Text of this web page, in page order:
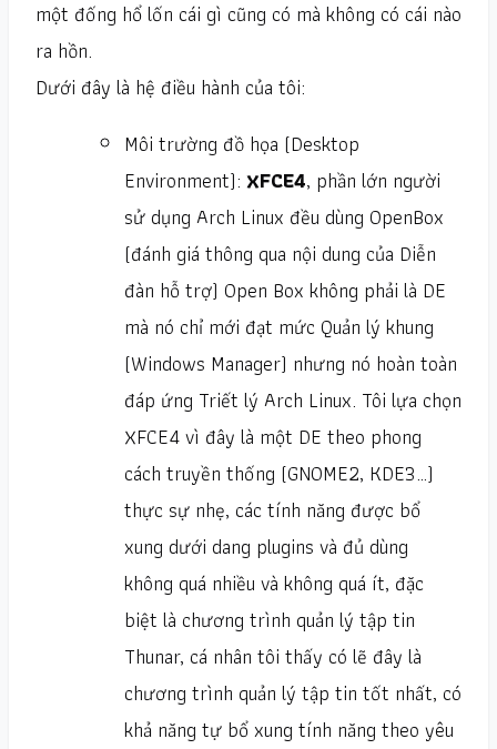
một đống hổ lốn cái gì cũng có mà không có cái nào
ra hồn.
Dưới đây là hệ điều hành của tôi:
Môi trường đồ họa (Desktop
Environment): XFCE4, phần lớn người
sử dụng Arch Linux đều dùng OpenBox
(đánh giá thông qua nội dung của Diễn
đàn hỗ trợ) Open Box không phải là DE
mà nó chỉ mới đạt mức Quản lý khung
(Windows Manager) nhưng nó hoàn toàn
đáp ứng Triết lý Arch Linux. Tôi lựa chọn
XFCE4 vì đây là một DE theo phong
cách truyền thống (GNOME2, KDE3…)
thực sự nhẹ, các tính năng được bổ
xung dưới dang plugins và đủ dùng
không quá nhiều và không quá ít, đặc
biệt là chương trình quản lý tập tin
Thunar, cá nhân tôi thấy có lẽ đây là
chương trình quản lý tập tin tốt nhất, có
khả năng tự bổ xung tính năng theo yêu